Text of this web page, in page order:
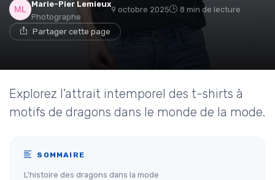
Marie-Pier Lemieux
Photographe
9 octobre 2025 8 min de lecture
Partager cette page
Explorez l'attrait intemporel des t-shirts à
motifs de dragons dans le monde de la mode.
SOMMAIRE
L'histoire des dragons dans la mode